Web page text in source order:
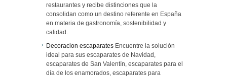
restaurantes y recibe distinciones que la
consolidan como un destino referente en España
en materia de gastronomía, sostenibilidad y
calidad.
Decoracion escaparates Encuentre la solución
ideal para sus escaparates de Navidad,
escaparates de San Valentín, escaparates para el
día de los enamorados, escaparates para